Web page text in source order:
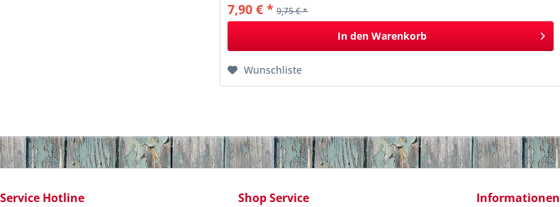
7,90 € * 9,75 € *
In den Warenkorb
Wunschliste
Service Hotline Shop Service Informationen